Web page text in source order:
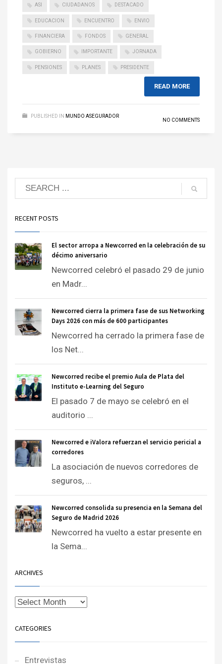
ASI CIUDADANOS DESTACADO
EDUCACION ENCUENTRO ENVIO
FINANCIERA FONDOS GENERAL
GOBIERNO IMPORTANTE JORNADA
PENSIONES PLANES PRESIDENTE
READ MORE
PUBLISHED IN MUNDO ASEGURADOR
NO COMMENTS
RECENT POSTS
El sector arropa a Newcorred en la celebración de su
décimo aniversario
Newcorred celebró el pasado 29 de junio
en Madr...
Newcorred cierra la primera fase de sus Networking
Days 2026 con más de 600 participantes
Newcorred ha cerrado la primera fase de
los Net...
Newcorred recibe el premio Aula de Plata del
Instituto e-Learning del Seguro
El pasado 7 de mayo se celebró en el
auditorio ...
Newcorred e iValora refuerzan el servicio pericial a
corredores
La asociación de nuevos corredores de
seguros, ...
Newcorred consolida su presencia en la Semana del
Seguro de Madrid 2026
Newcorred ha vuelto a estar presente en
la Sema...
ARCHIVES
CATEGORIES
Entrevistas